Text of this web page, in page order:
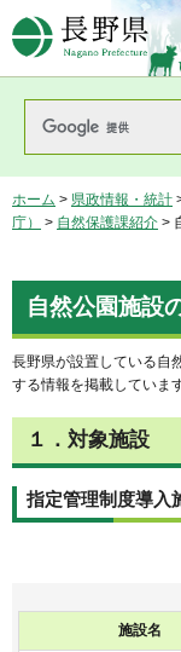
長
ホーム > 県政情報・統計
庁）
> 自然保護課紹介 >
自然公園施設
長野県が設置している自
する情報を掲載しています
１．対象施設
指定管理制度導入
施設名